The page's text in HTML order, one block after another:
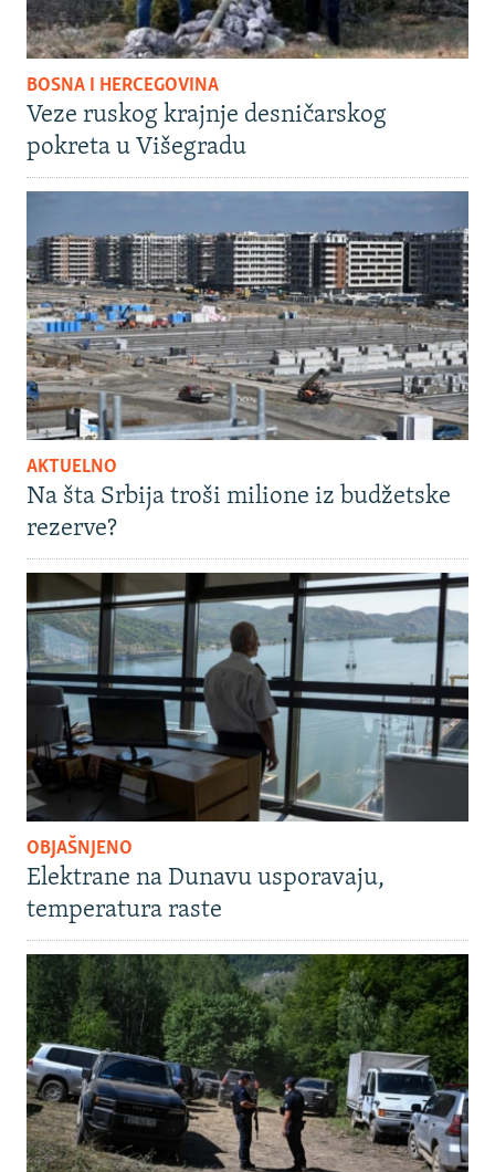
BOSNA I HERCEGOVINA
Veze ruskog krajnje desničarskog
pokreta u Višegradu
AKTUELNO
Na šta Srbija troši milione iz budžetske
rezerve?
OBJAŠNJENO
Elektrane na Dunavu usporavaju,
temperatura raste